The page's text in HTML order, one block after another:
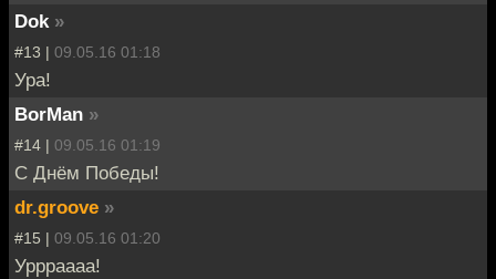
Dok »
#13 | 09.05.16 01:18
Ура!
BorMan »
#14 | 09.05.16 01:19
С Днём Победы!
dr.groove »
#15 | 09.05.16 01:20
Уррраааа!